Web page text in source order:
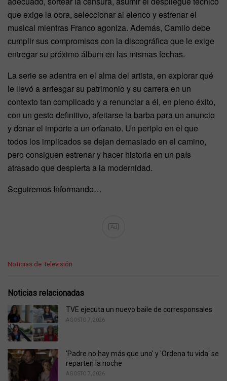
que exige la obra, seleccionar al elenco y estrenar el
musical mientras Franco agoniza. Además, Camilo debe
cumplir sus compromisos con la discográfica que le exige
entregar su próximo álbum en las mismas fechas.
La serie se adentra en el alma del artista, en explorar qué
le llevó a arriesgar su patrimonio y su carrera en un
contexto tan complicado y a renunciar a él, en pleno éxito,
con un gesto definitivo, afeitarse la barba para un anuncio
y donar el importe a un orfanato. Un periplo en el que
todos los implicados se dejan demasiado en el camino,
pero consiguen estrenar y hacer historia en un país
atrasado que despierta a la modernidad.
Seguiremos Informando…
Ad
C
e
o
r
i
e
:
Noticias de Televisión
Noticias relacionadas
TVE ejecuta un nuevo baile de corresponsales
AGOSTO 7, 2026
'Padre no hay más que uno' y 'Ordena tu vida' se
reparten la noche
AGOSTO 7, 2026